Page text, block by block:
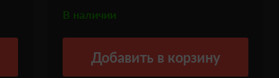
В наличии
Добавить в корзину